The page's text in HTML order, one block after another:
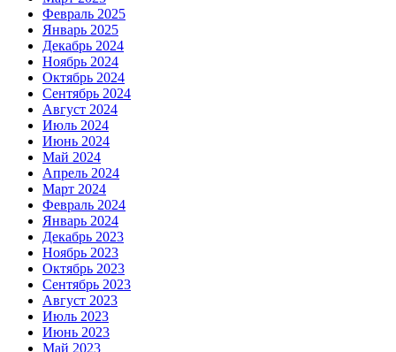
Февраль 2025
Январь 2025
Декабрь 2024
Ноябрь 2024
Октябрь 2024
Сентябрь 2024
Август 2024
Июль 2024
Июнь 2024
Май 2024
Апрель 2024
Март 2024
Февраль 2024
Январь 2024
Декабрь 2023
Ноябрь 2023
Октябрь 2023
Сентябрь 2023
Август 2023
Июль 2023
Июнь 2023
Май 2023